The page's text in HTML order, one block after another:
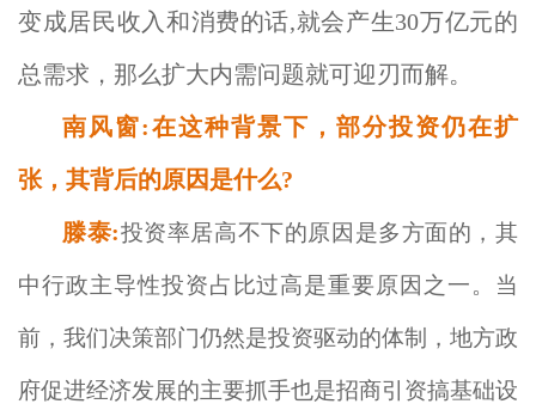
变成居民收入和消费的话,就会产生30万亿元的
总需求，那么扩大内需问题就可迎刃而解。
南风窗:在这种背景下，部分投资仍在扩
张，其背后的原因是什么?
滕泰:投资率居高不下的原因是多方面的，其
中行政主导性投资占比过高是重要原因之一。当
前，我们决策部门仍然是投资驱动的体制，地方政
府促进经济发展的主要抓手也是招商引资搞基础设